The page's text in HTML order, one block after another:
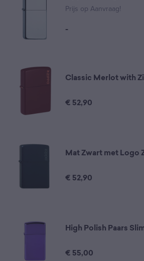
Prijs op Aanvraag!
-
Classic Merlot with
€ 52,90
Mat Zwart met Logo
€ 52,90
High Polish Paars
€ 55,00